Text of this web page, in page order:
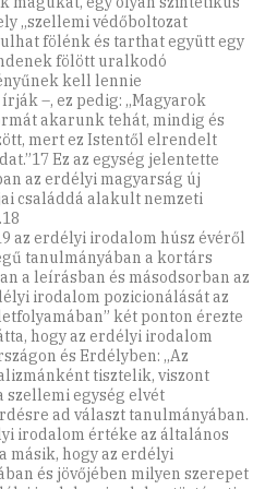
,,szellemi védőboltozat
fölénk és tarthat együtt egy
fölött uralkodó
kell lennie
–, ez pedig: ,,Magyarok
akarunk tehát, mindig és
mert ez Istentől elrendelt
Ez az egység jelentette
az erdélyi magyarság új
családdá alakult nemzeti
az erdélyi irodalom húsz évéről
tanulmányában a kortárs
a leírásban és másodsorban az
irodalom pozicionálását az
két ponton érezte
hogy az erdélyi irodalom
és Erdélyben: ,,Az
tisztelik, viszont
szellemi egység elvét
ad választ tanulmányában.
irodalom értéke az általános
másik, hogy az erdélyi
és jövőjében milyen szerepet